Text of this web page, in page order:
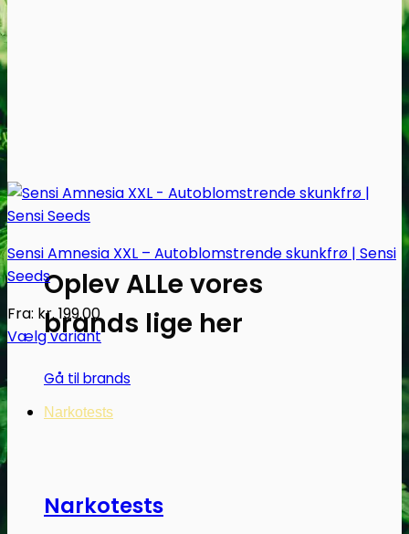
Oplev ALLe vores
brands lige her
Gå til brands
Narkotests
Narkotests
Sensi Amnesia XXL – Autoblomstrende skunkfrø | Sensi
Seeds
Fra: kr.199.00
Vælg variant
vare
har
flere
varianter.
vælges